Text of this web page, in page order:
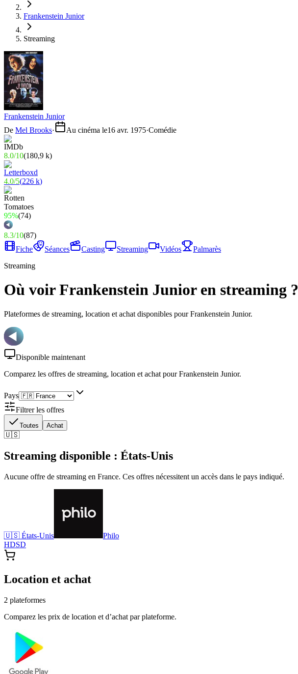
Frankenstein Junior
Streaming
Frankenstein Junior
De Mel Brooks· Au cinéma le16 avr. 1975·Comédie
8.0/10(180,9 k)
4.0/5(226 k)
95%(74)
8.3/10(87)
Fiche
Séances Casting Streaming Vidéos
Palmarès
Streaming
Où voir Frankenstein Junior en streaming ?
Plateformes de streaming, location et achat disponibles pour Frankenstein Junior.
Disponible maintenant
Comparez les offres de streaming, location et achat pour Frankenstein Junior.
Pays
Filtrer les offres
Toutes Achat
🇺🇸
Streaming disponible : États-Unis
Aucune offre de streaming en France. Ces offres nécessitent un accès dans le pays indiqué.
🇺🇸 États-Unis
Philo
HDSD
Location et achat
2 plateformes
Comparez les prix de location et d’achat par plateforme.